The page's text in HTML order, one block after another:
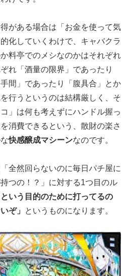
がある場合は「お金を使って気
化していくわけで、キャバクラ
料亭でのメシなのかはそれぞれ
れ「酒量の限界」であったり
間」 であったり「腹具合」とか
行うというのは結構厳しく、そ
」は何も考えずにハン ドル握っ
消費できるという、散財の楽さ
快感醸成マシーンなのです。
全然回らないのに毎日パチ屋に
つの！？」に対する1つ目のル
いう目的のために打ってるの
ぞ」
というものにな ります。